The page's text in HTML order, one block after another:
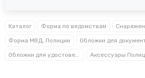
Каталог Форма по ведомствам
Форма МВД, Полиции
Обложки для удостоверений Аксессуары